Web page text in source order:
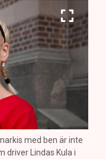
med ben är inte
driver Lindas Kula i